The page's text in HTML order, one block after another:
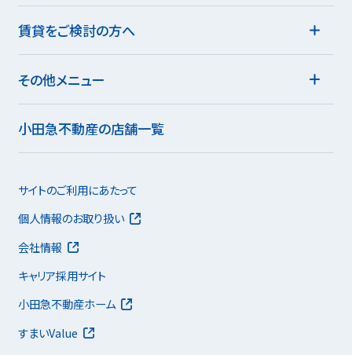
賃貸をご検討の方へ
その他メニュー
小田急不動産の店舗一覧
サイトのご利用にあたって
個人情報のお取り扱い
会社情報
キャリア採用サイト
小田急不動産ホーム
すまいValue